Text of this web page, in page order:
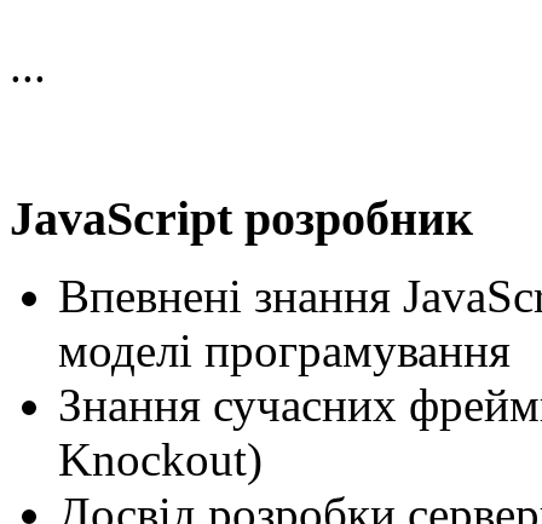
...
JavaScript розробник
Впевнені знання
моделі програмування
Знання сучасних
Knockout)